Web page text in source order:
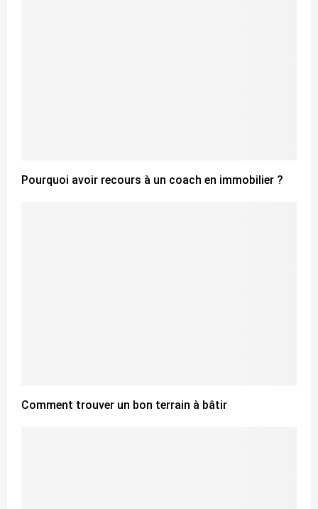
Pourquoi avoir recours à un coach en immobilier ?
Comment trouver un bon terrain à bâtir